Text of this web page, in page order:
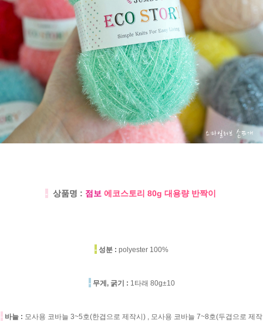
- 상품명 : 점보 에코스토리 80g 대용량 반짝이
- 성분 : polyester 100%
- 무게, 굵기 : 1타래 80g±10
- 바늘 : 모사용 코바늘 3~5호(한겹으로 제작시) , 모사용 코바늘 7~8호(두겹으로 제작